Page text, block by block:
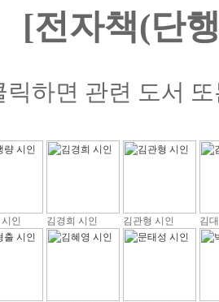
[전자책(단
릭하면 관련 도서
인 김경희 시인 김관형 시인 김